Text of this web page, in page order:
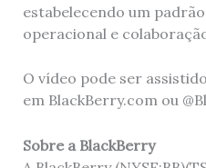
estabelecendo um
operacional e
O vídeo pode ser assistido
em BlackBerry.com ou
Sobre a BlackBerry